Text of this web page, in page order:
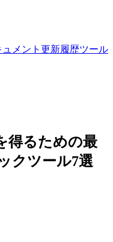
ュメント 更新履歴ツール
得るための最
クツール7選